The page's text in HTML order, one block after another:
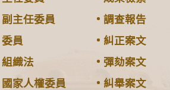
副主任委員
委員
組織法
國家人權委員
調查報告
糾正案文
彈劾案文
糾舉案文